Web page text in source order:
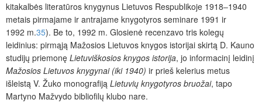
kitakalbės literatūros knygynus Lietuvos Respublikoje 1918‒1940
metais pirmajame ir antrajame knygotyros seminare 1991 ir
1992 m.35). Be to, 1992 m. Glosienė recenzavo tris kolegų
leidinius: pirmąją Mažosios Lietuvos knygos istorijai skirtą D. Kauno
studijų priemonę Lietuviškosios knygos istorija, jo informacinį leidinį
Mažosios Lietuvos knygynai (iki 1940) ir prieš kelerius metus
išleistą V. Žuko monografiją Lietuvių knygotyros bruožai, tapo
Martyno Mažvydo bibliofilų klubo nare.